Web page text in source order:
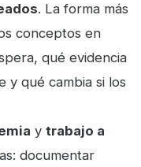
. La forma más
conceptos en
qué evidencia
y qué cambia si los
y trabajo a
documentar